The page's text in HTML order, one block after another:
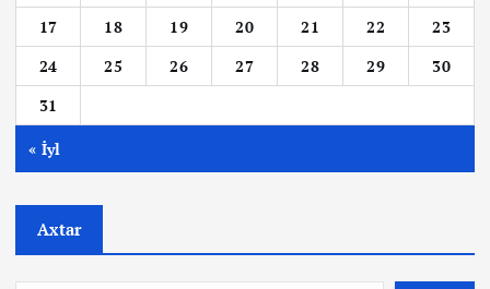
17
18 19 20 21 22
23
24
25 26 27 28 29
30
31
« İyl
Axtar